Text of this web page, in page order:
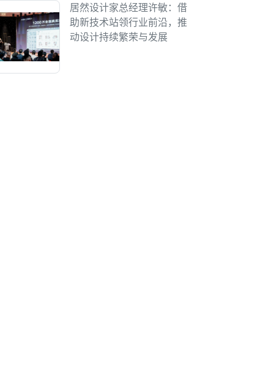
居然设计家总经理许敏：借
助新技术站领行业前沿，推
动设计持续繁荣与发展